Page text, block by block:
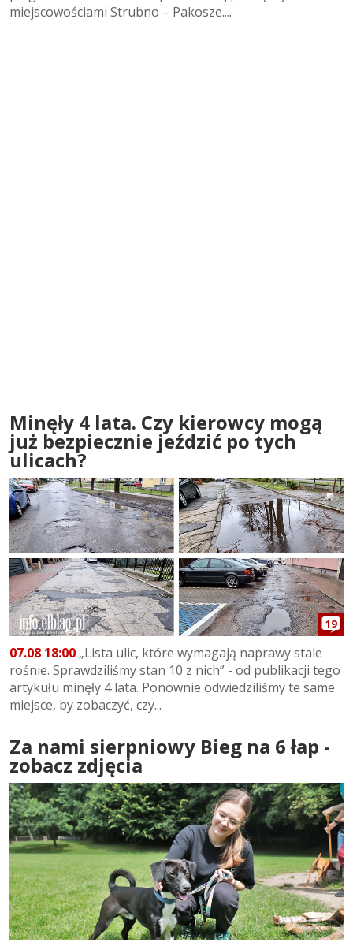
miejscowościami Strubno – Pakosze....
Minęły 4 lata. Czy kierowcy mogą
już bezpiecznie jeździć po tych
ulicach?
19
07.08 18:00 „Lista ulic, które wymagają naprawy stale
rośnie. Sprawdziliśmy stan 10 z nich” - od publikacji tego
artykułu minęły 4 lata. Ponownie odwiedziliśmy te same
miejsce, by zobaczyć, czy...
Za nami sierpniowy Bieg na 6 łap -
zobacz zdjęcia